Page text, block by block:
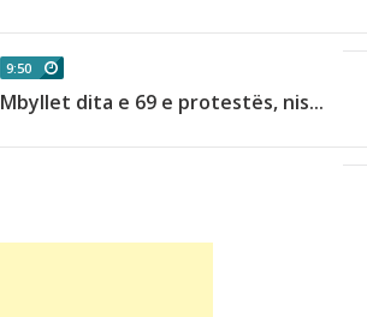
9:50
Mbyllet dita e 69 e protestës, nis...